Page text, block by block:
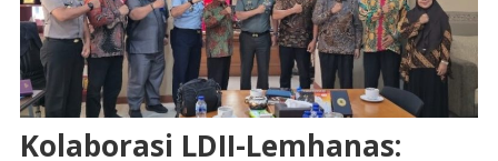
Kolaborasi LDII-Lemhanas: